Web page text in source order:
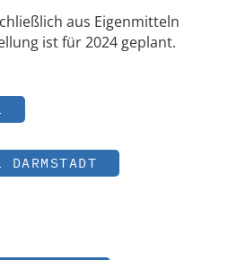
aus Eigenmitteln
ist für 2024 geplant.